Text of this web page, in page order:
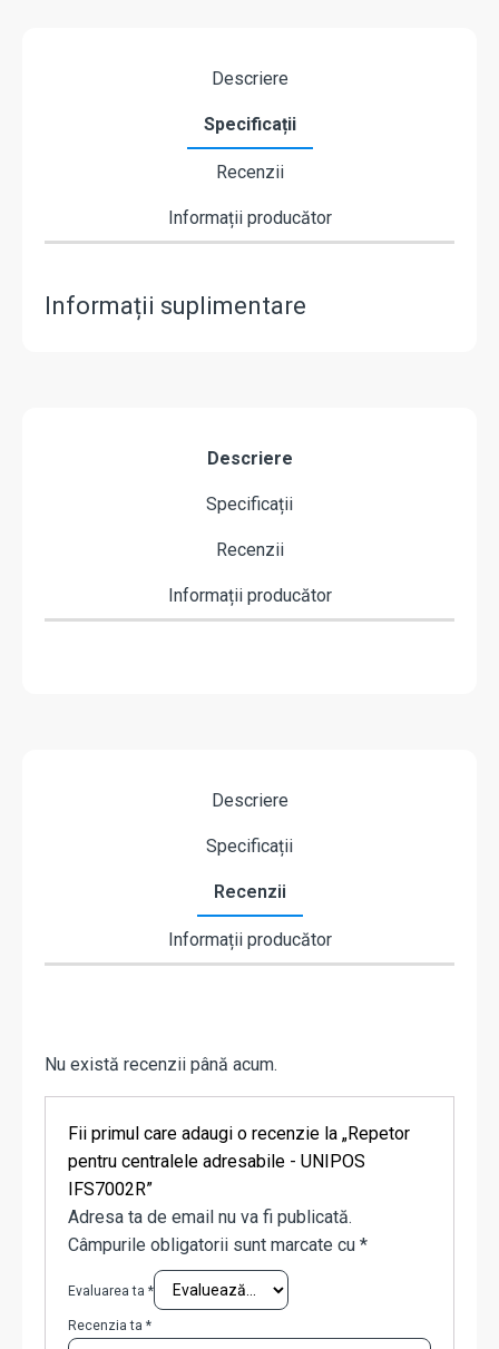
Descriere
Specificații
Recenzii
Informații producător
Informații suplimentare
Descriere
Specificații
Recenzii
Informații producător
Descriere
Specificații
Recenzii
Informații producător
Nu există recenzii până acum.
Fii primul care adaugi o recenzie la „Repetor
pentru centralele adresabile - UNIPOS
IFS7002R”
Adresa ta de email nu va fi publicată.
Câmpurile obligatorii sunt marcate cu *
Evaluarea ta *
Recenzia ta *